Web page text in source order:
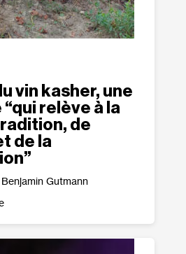
vin kasher, une
relève à la
de
de la
Benjamin Gutmann